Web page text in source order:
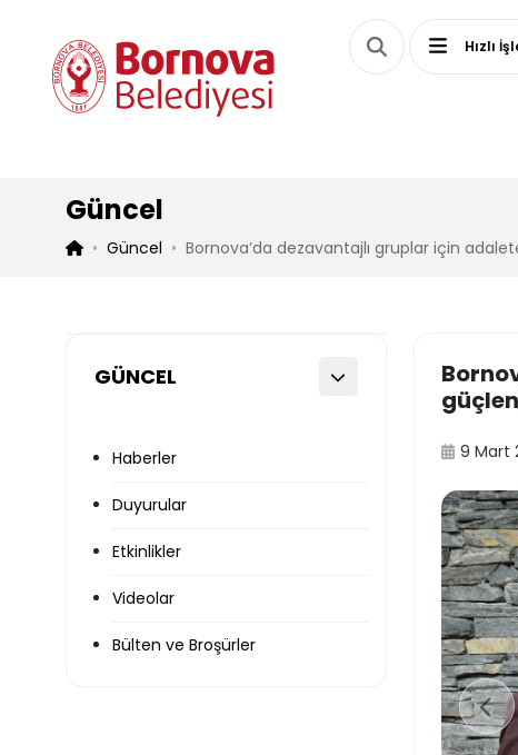
Hızlı
Güncel
Güncel Bornova’da dezavantajlı gruplar için
GÜNCEL
Haberler
Duyurular
Etkinlikler
Videolar
Bülten ve Broşürler
9 Mart